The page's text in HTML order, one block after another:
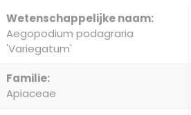
Wetenschappelijke naam:
Aegopodium podagraria
'Variegatum'
Familie:
Apiaceae